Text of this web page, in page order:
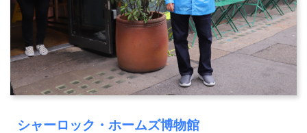
シャーロック・ホームズ博物館